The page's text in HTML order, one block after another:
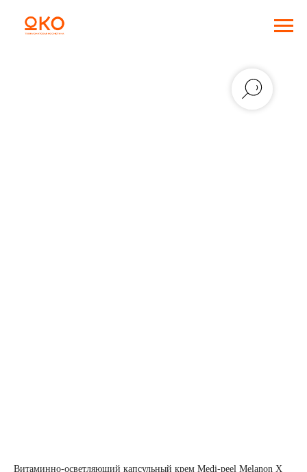
Витаминно-осветляющий капсульный крем Medi-peel Melanon X